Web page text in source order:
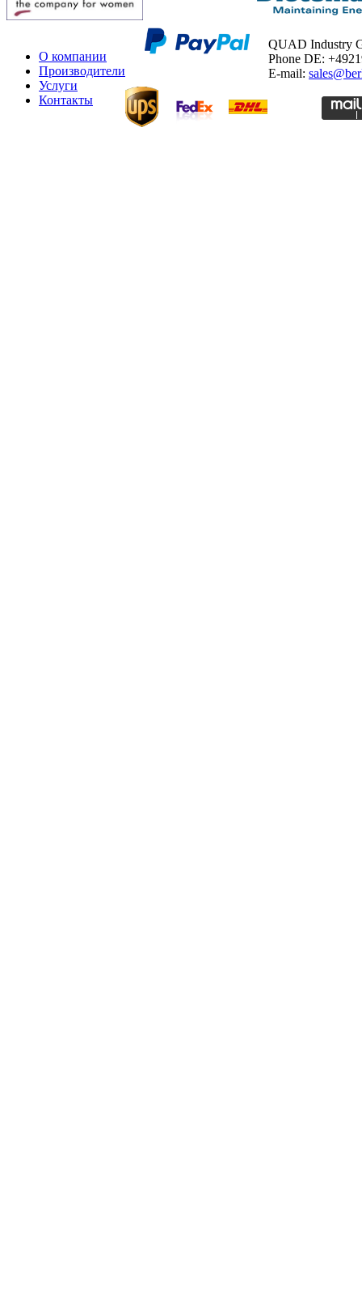
О компании
Производители
Услуги
Контакты
QUAD Industry
Phone DE:
E-mail: